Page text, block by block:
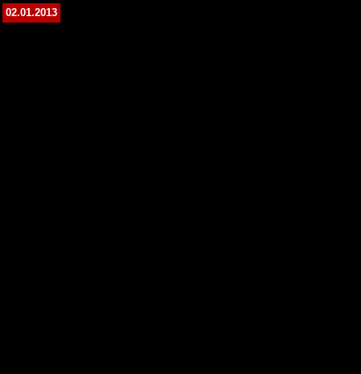
02.01.2013